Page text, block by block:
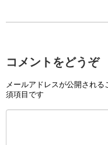
コメントをどうぞ
メールアドレスが公開される
須項目です